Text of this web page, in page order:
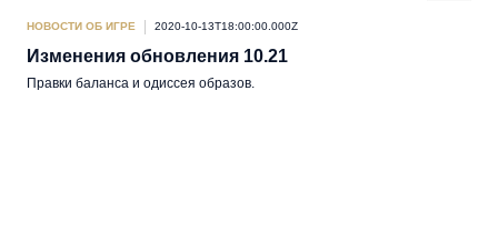
НОВОСТИ ОБ ИГРЕ 2020-10-13T18:00:00.000Z
Изменения обновления 10.21
Правки баланса и одиссея образов.